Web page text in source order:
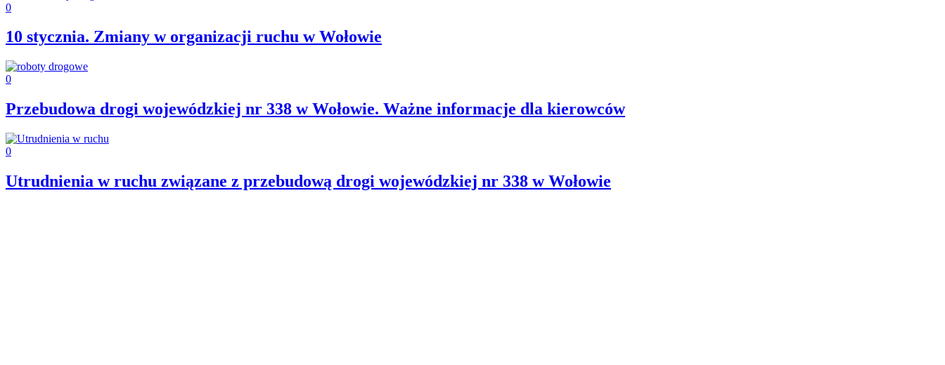
0
10 stycznia. Zmiany w organizacji ruchu w Wołowie
0
Przebudowa drogi wojewódzkiej nr 338 w Wołowie. Ważne informacje dla kierowców
0
Utrudnienia w ruchu związane z przebudową drogi wojewódzkiej nr 338 w Wołowie